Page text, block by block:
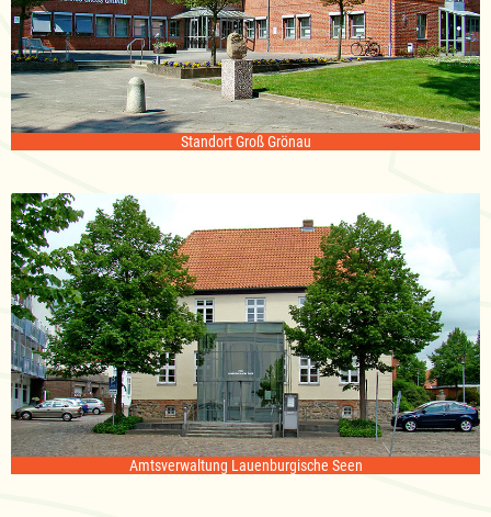
Standort Groß Grönau
Amtsverwaltung Lauenburgische Seen